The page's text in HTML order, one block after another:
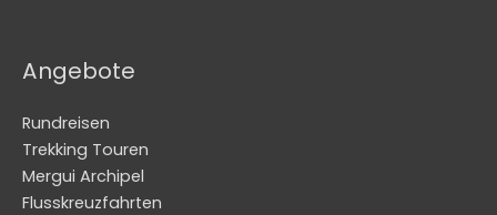
Angebote
Rundreisen
Trekking Touren
Mergui Archipel
Flusskreuzfahrten